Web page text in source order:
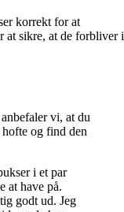
korrekt for at
at sikre, at de forbliver i
vi, at du
og find den
i et par
at have på.
godt ud. Jeg